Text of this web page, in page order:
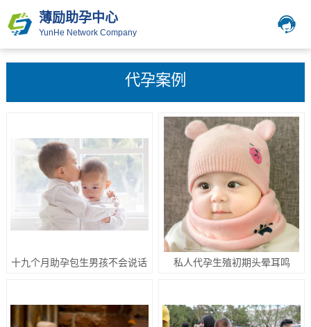
薄励助孕中心
YunHe Network Company
代孕案例
十九个月助孕包生男孩不会说话 私人代孕生殖初期头晕耳鸣